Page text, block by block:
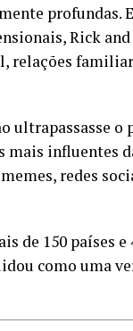
profundas.
Rick
relações
ultrapassasse
mais influentes
redes
de 150 países
como uma